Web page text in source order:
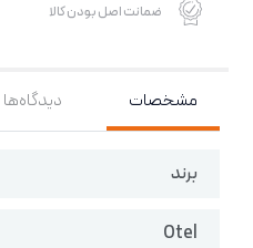
ضمانت اصل بودن کالا
مشخصات دیدگاه‌ها
برند
Otel